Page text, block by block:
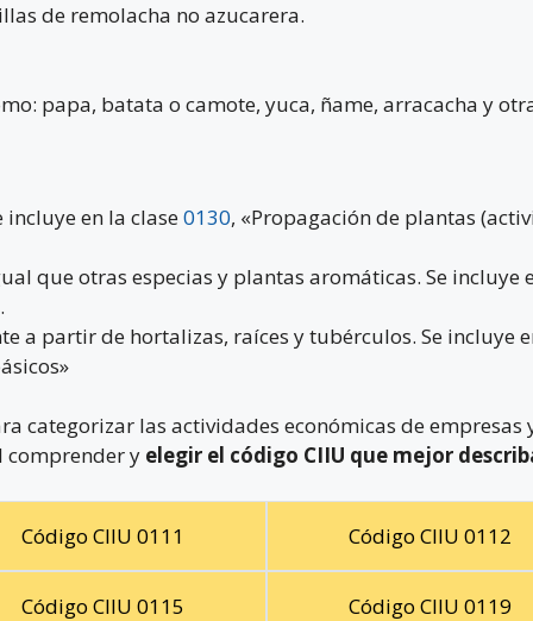
de remolacha no azucarera.
papa, batata o camote, yuca, ñame, arracacha y
incluye en la clase0130, «Propagación de plantas
que otras especias y plantas aromáticas. Se incluye
a partir de hortalizas, raíces y tubérculos. Se incluye
categorizar las actividades económicas de empresas
comprender y elegir el código CIIU que mejor
Código CIIU 0111 Código CIIU 0112
Código CIIU 0115 Código CIIU 0119